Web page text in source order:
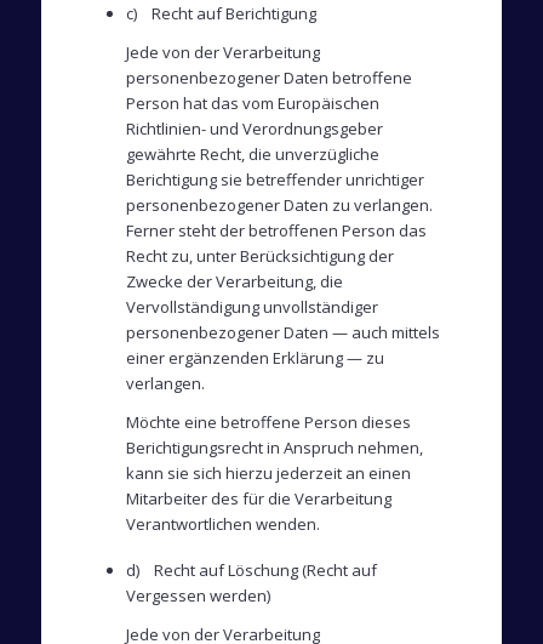
c) Recht auf Berichtigung
Jede von der Verarbeitung
personenbezogener Daten betroffene
Person hat das vom Europäischen
Richtlinien- und Verordnungsgeber
gewährte Recht, die unverzügliche
Berichtigung sie betreffender unrichtiger
personenbezogener Daten zu verlangen.
Ferner steht der betroffenen Person das
Recht zu, unter Berücksichtigung der
Zwecke der Verarbeitung, die
Vervollständigung unvollständiger
personenbezogener Daten — auch mittels
einer ergänzenden Erklärung — zu
verlangen.
Möchte eine betroffene Person dieses
Berichtigungsrecht in Anspruch nehmen,
kann sie sich hierzu jederzeit an einen
Mitarbeiter des für die Verarbeitung
Verantwortlichen wenden.
d) Recht auf Löschung (Recht auf
Vergessen werden)
Jede von der Verarbeitung